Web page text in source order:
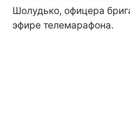
Шолудько, офицера
эфире телемарафона.